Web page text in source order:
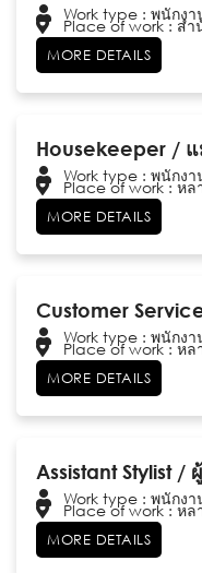
Work type : พนักงา
Place of work : ส
MORE DETAILS
Housekeeper /
Work type : พนักงา
Place of work : หล
MORE DETAILS
Customer
Work type : พนักงา
Place of work : หล
MORE DETAILS
Assistant Stylist /
Work type : พนักงา
Place of work : หล
MORE DETAILS